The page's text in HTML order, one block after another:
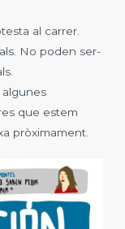
al carrer.
No poden ser-
que estem
pròximament.